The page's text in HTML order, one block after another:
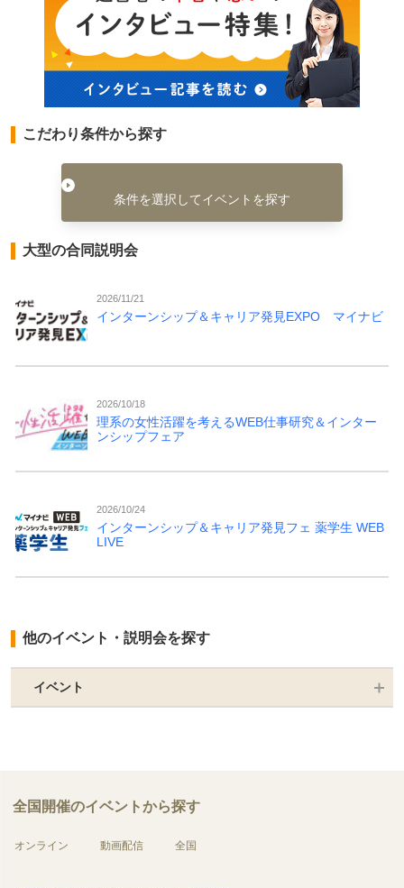
こだわり条件から探す
条件を選択してイベントを探す
大型の合同説明会
2026/11/21
インターンシップ＆キャリア発見EXPO マイナビ
2026/10/18
理系の女性活躍を考えるWEB仕事研究＆インター
ンシップフェア
2026/10/24
インターンシップ＆キャリア発見フェ 薬学生 WEB
LIVE
他のイベント・説明会を探す
イベント
全国開催のイベントから探す
オンライン 動画配信 全国